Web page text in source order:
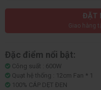
ĐẶT
Giao hàng
Đặc điểm nổi bật:
Công suất : 600W
Quạt hệ thống : 12cm Fan * 1
100% CÁP DẸT ĐEN